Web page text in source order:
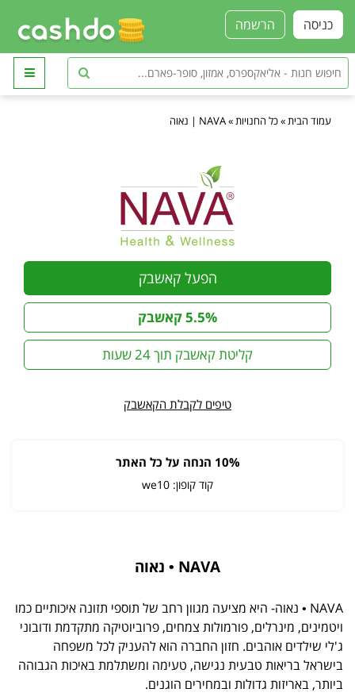
הרשמה כניסה
עמוד הבית »כל החנויות »NAVA | נאוה
הפעל קאשבק
5.5% קאשבק
קליטת קאשבק תוך 24 שעות
טיפים לקבלת הקאשבק
10% הנחה על כל האתר
קוד קופון: we10
NAVA • נאוה
NAVA • נאוה- היא מציעה מגוון רחב של תוספי תזונה איכותיים כמו
ויטמינים, מינרלים, פורמולות צמחים, פרוביוטיקה מתקדמת ודובוני
ג'לי שילדים אוהבים. חזון החברה הוא להעניק לכל משפחה
בישראל בריאות טבעית נגישה, טעימה ומשתלמת באיכות הגבוהה
ביותר, באריזות גדולות ובמחירים הוגנים.